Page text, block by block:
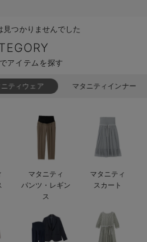
ム
め！
見つかりませんでした
アイテムを探す
ニティウェア マタニティインナー
マタニティ
パンツ・レギン
ス
マタニティ
スカート